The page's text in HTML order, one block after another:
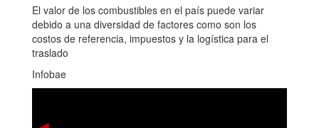
El valor de los combustibles en el país puede variar
debido a una diversidad de factores como son los
costos de referencia, impuestos y la logística para el
traslado
Infobae